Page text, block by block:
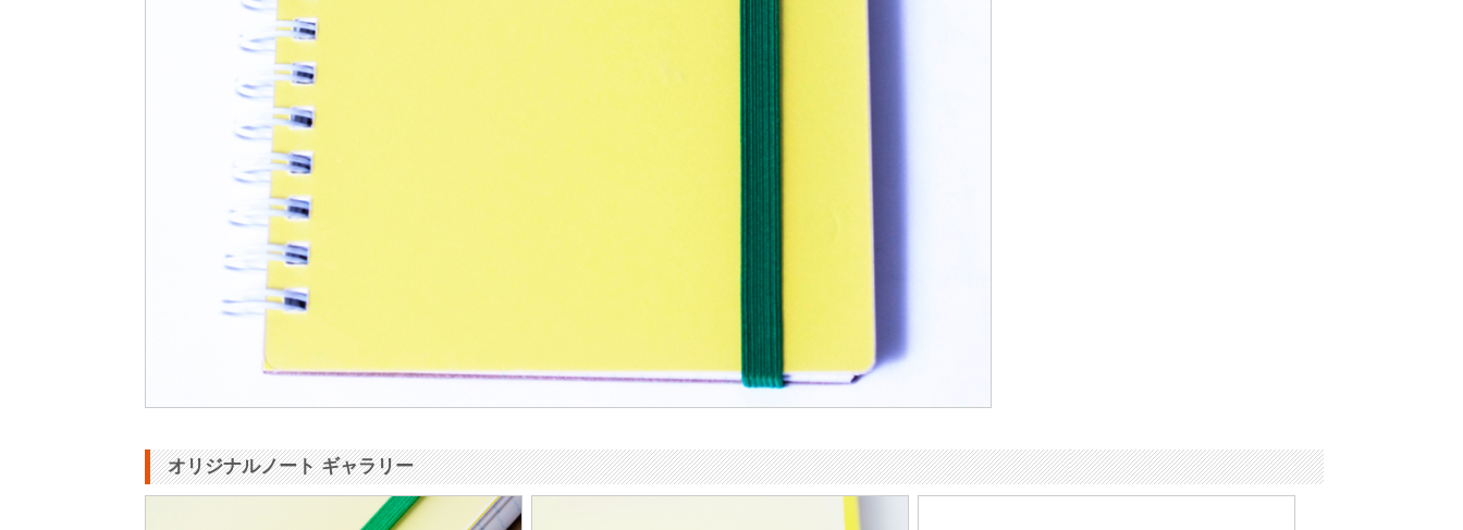
オリジナルノート ギャラリー